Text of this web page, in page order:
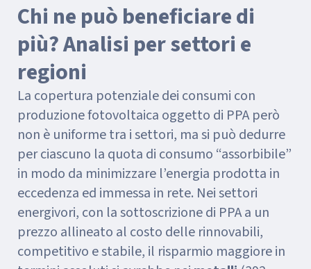
Chi ne può beneficiare di
più? Analisi per settori e
regioni
La copertura potenziale dei consumi con
produzione fotovoltaica oggetto di PPA però
non è uniforme tra i settori, ma si può dedurre
per ciascuno la quota di consumo “assorbibile”
in modo da minimizzare l’energia prodotta in
eccedenza ed immessa in rete. Nei settori
energivori, con la sottoscrizione di PPA a un
prezzo allineato al costo delle rinnovabili,
competitivo e stabile, il risparmio maggiore in